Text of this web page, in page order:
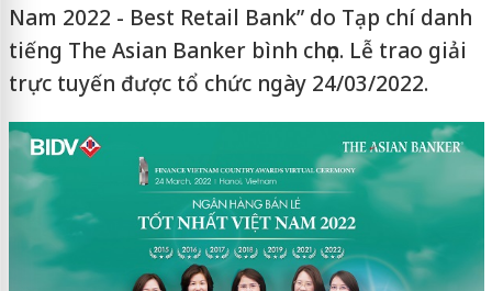
Nam 2022 - Best Retail Bank” do Tạp chí danh
tiếng The Asian Banker bình chọn. Lễ trao giải
trực tuyến được tổ chức ngày 24/03/2022.